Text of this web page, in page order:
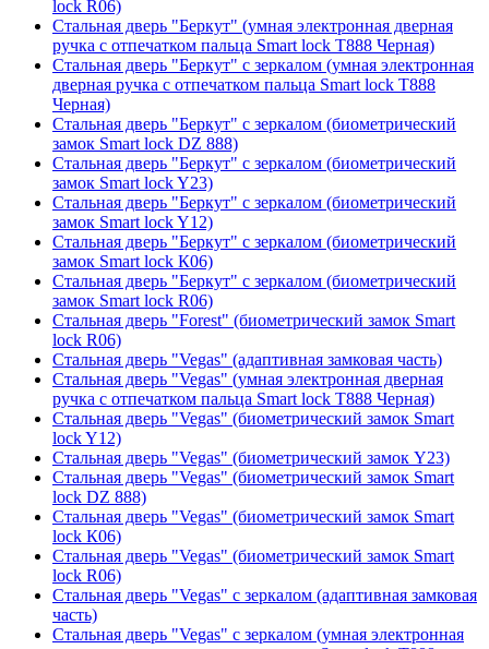
lock R06)
Стальная дверь "Беркут" (умная электронная дверная
ручка с отпечатком пальца Smart lock T888 Черная)
Стальная дверь "Беркут" с зеркалом (умная электронная
дверная ручка с отпечатком пальца Smart lock T888
Черная)
Стальная дверь "Беркут" с зеркалом (биометрический
замок Smart lock DZ 888)
Стальная дверь "Беркут" с зеркалом (биометрический
замок Smart lock Y23)
Стальная дверь "Беркут" с зеркалом (биометрический
замок Smart lock Y12)
Стальная дверь "Беркут" с зеркалом (биометрический
замок Smart lock К06)
Стальная дверь "Беркут" с зеркалом (биометрический
замок Smart lock R06)
Стальная дверь "Forest" (биометрический замок Smart
lock R06)
Стальная дверь "Vegas" (адаптивная замковая часть)
Стальная дверь "Vegas" (умная электронная дверная
ручка с отпечатком пальца Smart lock T888 Черная)
Стальная дверь "Vegas" (биометрический замок Smart
lock Y12)
Стальная дверь "Vegas" (биометрический замок Y23)
Стальная дверь "Vegas" (биометрический замок Smart
lock DZ 888)
Стальная дверь "Vegas" (биометрический замок Smart
lock К06)
Стальная дверь "Vegas" (биометрический замок Smart
lock R06)
Стальная дверь "Vegas" с зеркалом (адаптивная замковая
часть)
Стальная дверь "Vegas" с зеркалом (умная электронная